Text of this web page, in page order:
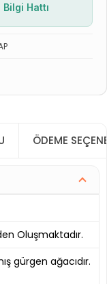
Bilgi Hattı
ÖDEME
Oluşmaktadır.
gürgen ağacıdır.